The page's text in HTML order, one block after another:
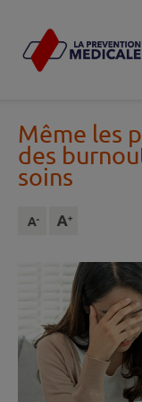
Même les
des
soins